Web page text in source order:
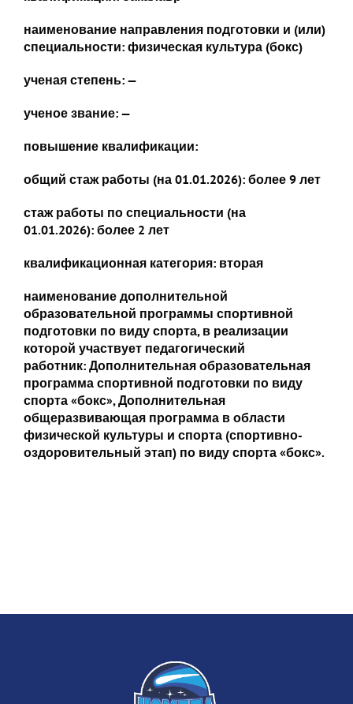
наименование направления подготовки и (или)
специальности: физическая культура (бокс)
ученая степень: —
ученое звание: —
повышение квалификации:
общий стаж работы (на 01.01.2026): более 9 лет
стаж работы по специальности (на
01.01.2026): более 2 лет
квалификационная категория: вторая
наименование дополнительной
образовательной программы спортивной
подготовки по виду спорта, в реализации
которой участвует педагогический
работник: Дополнительная образовательная
программа спортивной подготовки по виду
спорта «бокс»,Дополнительная
общеразвивающая программа в области
физической культуры и спорта (спортивно-
оздоровительный этап) по виду спорта «бокс».